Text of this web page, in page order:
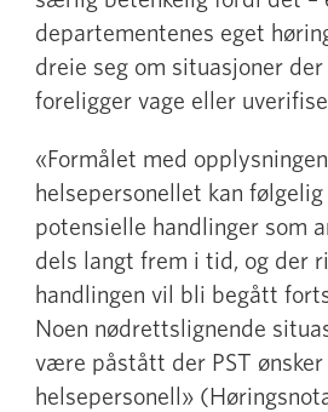
departementenes eget
dreie seg om situasjoner
foreligger vage eller
«Formålet med
helsepersonellet kan
potensielle handlinger som
dels langt frem i tid, og der
handlingen vil bli begått
Noen nødrettslignende
være påstått der PST
helsepersonell»